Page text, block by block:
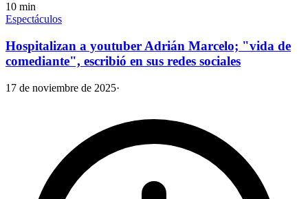
10 min
Espectáculos
Hospitalizan a youtuber Adrián Marcelo; "vida de
comediante", escribió en sus redes sociales
17 de noviembre de 2025·